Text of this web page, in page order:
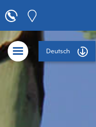
Deutsch